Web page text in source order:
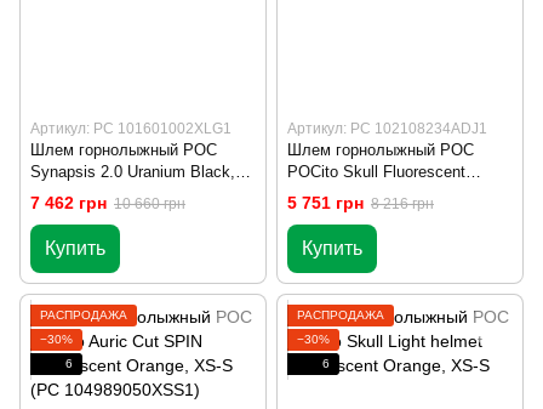
Артикул: PC 101601002XLG1
Шлем горнолыжный POC
Synapsis 2.0 Uranium Black,
XL
7 462 грн 10 660 грн
Купить
Артикул: PC 102108234ADJ1
Шлем горнолыжный POC
POCito Skull Fluorescent
Yellow/Green, р.Adjustable (PC
102108234ADJ1)
5 751 грн 8 216 грн
Купить
РАСПРОДАЖА
−30%
6
РАСПРОДАЖА
−30%
6